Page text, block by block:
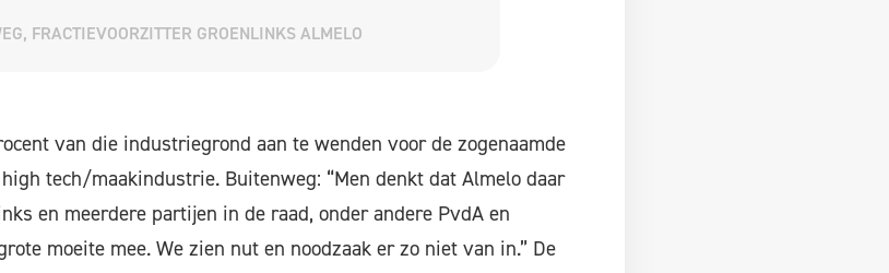
FRACTIEVOORZITTER GROENLINKS ALMELO
van die industriegrond aan te wenden voor de zogenaamde
tech/maakindustrie. Buitenweg: “Men denkt dat Almelo daar
en meerdere partijen in de raad, onder andere PvdA en
moeite mee. We zien nut en noodzaak er zo niet van in.” De